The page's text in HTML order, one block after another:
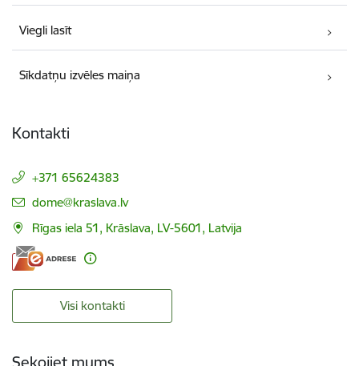
Viegli lasīt
Sīkdatņu izvēles maiņa
Kontakti
+371 65624383
E-pasts:
dome@kraslava.lv
Rīgas iela 51, Krāslava, LV-5601, Latvija
Visi kontakti
Sekojiet mums